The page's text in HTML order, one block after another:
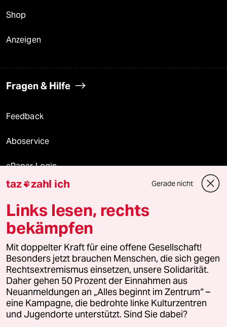
Shop
Anzeigen
Fragen & Hilfe
Feedback
Aboservice
ePaper Login
Downloads für Abonnierende
© 2026 taz Verlags und Vertriebs GmbH
Alle Rechte vorbehalten. Bei rechtlichen Fragen oder für Genehmigungen
wenden Sie sich bitte an
lizenzen@taz.de
Feedback Redaktionsstatut Kommune-Richtlinien
Leitlinie Informant Datenschutz Impressum AGB
taz zahl ich Gerade nicht
Links lesen, rechts
bekämpfen
Mit doppelter Kraft für eine offene Gesellschaft!
Besonders jetzt brauchen Menschen, die sich gegen
Rechtsextremismus einsetzen, unsere Solidarität.
Daher gehen 50 Prozent der Einnahmen aus
Neuanmeldungen an „Alles beginnt im Zentrum“ –
eine Kampagne, die bedrohte linke Kulturzentren
und Jugendorte unterstützt. Sind Sie dabei?